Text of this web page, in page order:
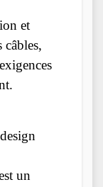
et
un